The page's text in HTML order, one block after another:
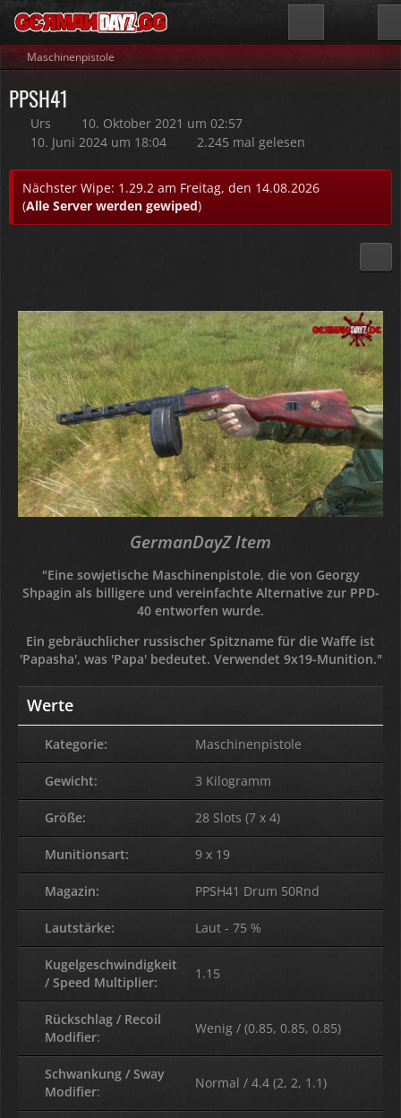
Maschinenpistole
PPSH41
Urs
10. Oktober 2021 um 02:57
10. Juni 2024 um 18:04
2.245 mal gelesen
Nächster Wipe: 1.29.2 am Freitag, den 14.08.2026
(Alle Server werden gewiped)
GermanDayZ Item
"Eine sowjetische Maschinenpistole, die von Georgy
Shpagin als billigere und vereinfachte Alternative zur PPD-
40 entworfen wurde.
Ein gebräuchlicher russischer Spitzname für die Waffe ist
'Papasha', was 'Papa' bedeutet. Verwendet 9x19-Munition."
Werte
Kategorie: Maschinenpistole
Gewicht: 3 Kilogramm
Größe: 28 Slots (7 x 4)
Munitionsart: 9 x 19
Magazin: PPSH41 Drum 50Rnd
Lautstärke: Laut - 75 %
Kugelgeschwindigkeit
/ Speed Multiplier:
1.15
Rückschlag / Recoil
Modifier:
Wenig / (0.85, 0.85, 0.85)
Schwankung / Sway
Modifier:
Normal / 4.4 (2, 2, 1.1)